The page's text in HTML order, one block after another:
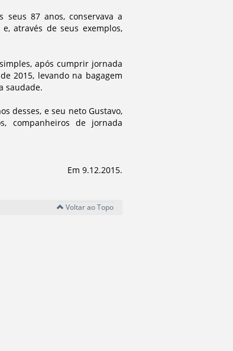
87 anos, conservava a
através de seus exemplos,
após cumprir jornada
2015, levando na bagagem
saudade.
desses, e seu neto Gustavo,
companheiros de jornada
Em 9.12.2015.
Voltar ao Topo